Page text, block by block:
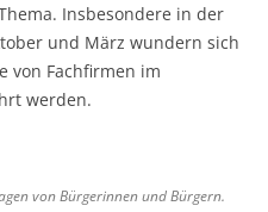
Insbesondere in der
und März wundern sich
von Fachfirmen im
werden.
von Bürgerinnen und Bürgern.